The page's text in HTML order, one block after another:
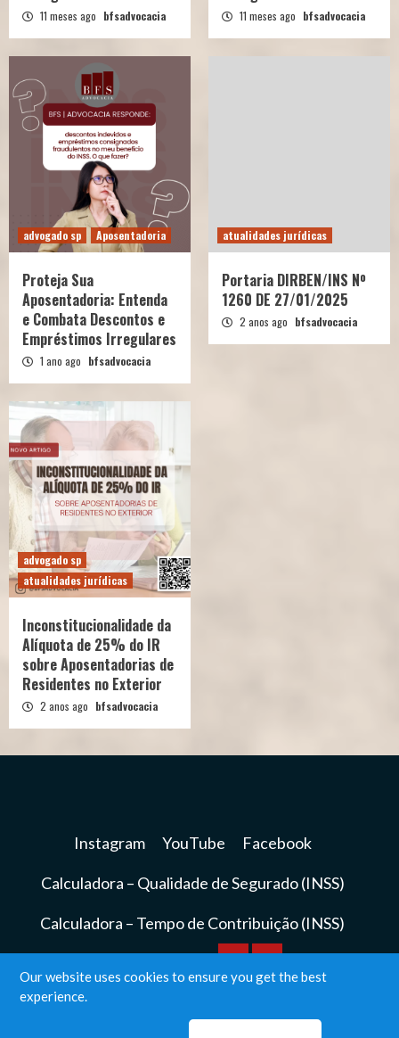
11 meses ago bfsadvocacia 11 meses ago bfsadvocacia
advogado sp Aposentadoria
Proteja Sua
Aposentadoria: Entenda
e Combata Descontos e
Empréstimos Irregulares
1 ano ago bfsadvocacia
atualidades jurídicas
Portaria DIRBEN/INS Nº
1260 DE 27/01/2025
2 anos ago bfsadvocacia
advogado sp
atualidades jurídicas
Inconstitucionalidade da
Alíquota de 25% do IR
sobre Aposentadorias de
Residentes no Exterior
2 anos ago bfsadvocacia
Instagram YouTube Facebook
Calculadora – Qualidade de Segurado (INSS)
Calculadora – Tempo de Contribuição (INSS)
InstagramYouTubeFacebook
CalculadoraCalculadora
BFS Advocacia© Todos os direitos reservados.
Our website uses cookies to ensure you get the best
experience.